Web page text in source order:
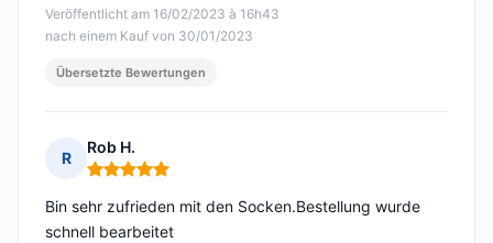
Veröffentlicht am 16/02/2023 à 16h43
nach einem Kauf von 30/01/2023
Übersetzte Bewertungen
R
Rob H.
Hinweis: 5 von 5
Bin sehr zufrieden mit den Socken.Bestellung wurde
schnell bearbeitet